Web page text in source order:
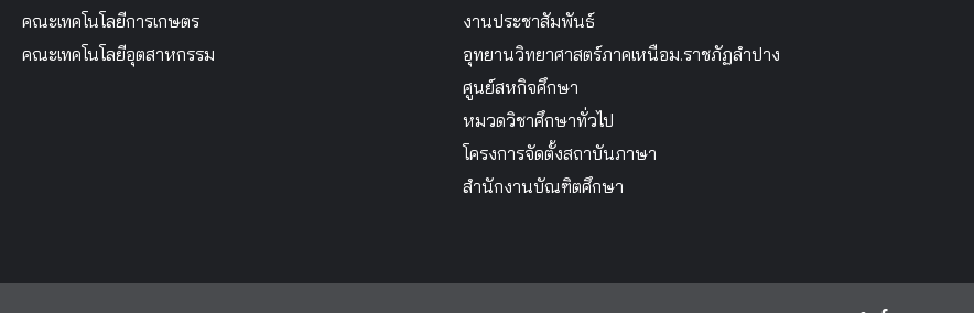
คณะเทคโนโลยีการเกษตร
คณะเทคโนโลยีอุตสาหกรรม
งานประชาสัมพันธ์
อุทยานวิทยาศาสตร์ภาคเหนือม.ราชภัฏลำปาง
ศูนย์สหกิจศึกษา
หมวดวิชาศึกษาทั่วไป
โครงการจัดตั้งสถาบันภาษา
สำนักงานบัณฑิตศึกษา